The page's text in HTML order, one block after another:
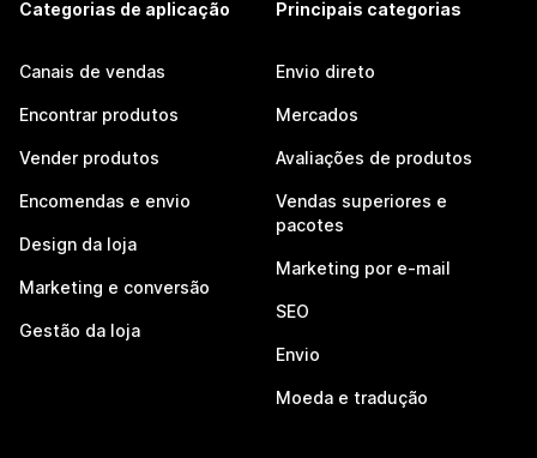
Categorias de aplicação
Canais de vendas
Encontrar produtos
Vender produtos
Encomendas e envio
Design da loja
Marketing e conversão
Gestão da loja
Principais categorias
Envio direto
Mercados
Avaliações de produtos
Vendas superiores e
pacotes
Marketing por e-mail
SEO
Envio
Moeda e tradução